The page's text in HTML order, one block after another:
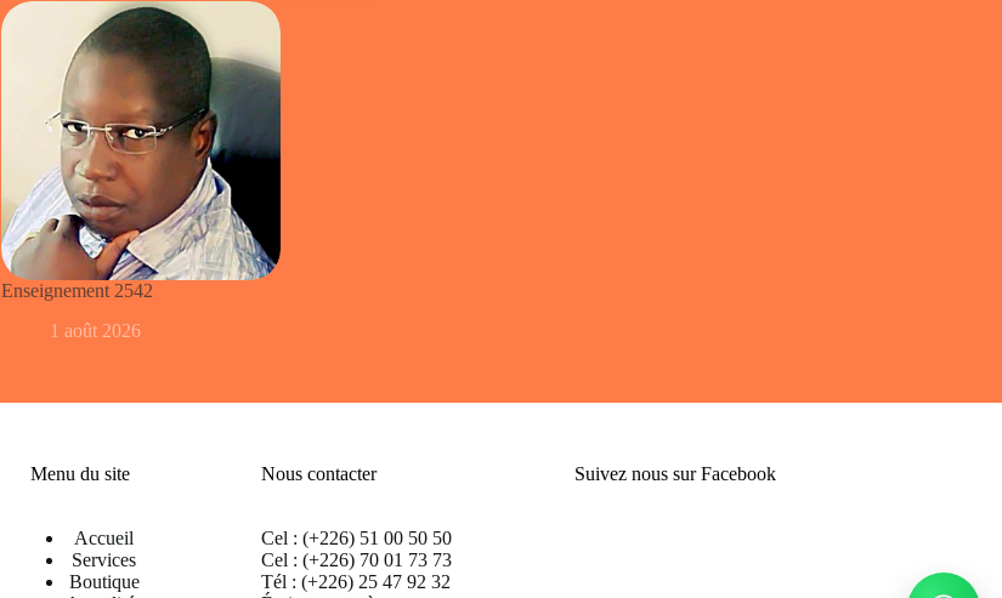
Enseignement 2542
1 août 2026
Menu du site
Accueil
Services
Boutique
Nous contacter
Cel : (+226) 51 00 50 50
Cel : (+226) 70 01 73 73
Tél : (+226) 25 47 92 32
Suivez nous sur Facebook